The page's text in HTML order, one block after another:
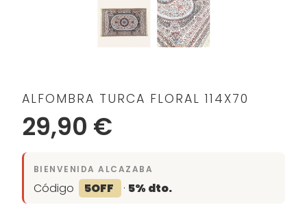
ALFOMBRA TURCA FLORAL 114X70
29,90 €
BIENVENIDA ALCAZABA
Código 5OFF · 5% dto.